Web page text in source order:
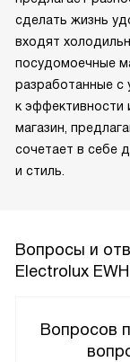
сделать жизнь
входят
посудомоечные
разработанные с
к
магазин,
сочетает в себе
и стиль.
Вопросы и
Electrolux
Вопросов